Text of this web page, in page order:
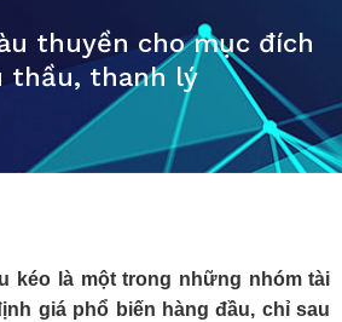
thuyền cho mục đích
thầu, thanh lý
kéo là một trong những nhóm tài
giá phổ biến hàng đầu, chỉ sau